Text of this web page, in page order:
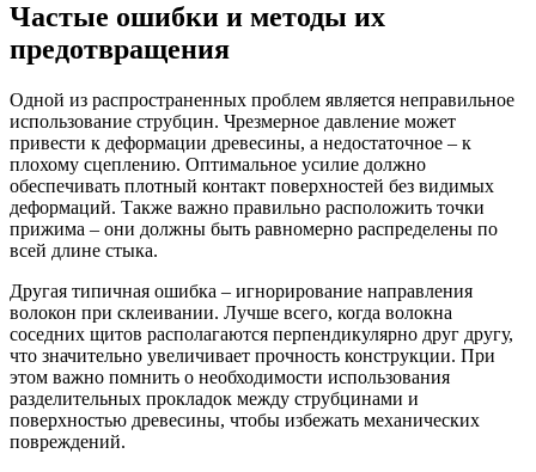
Частые ошибки и методы их
предотвращения
Одной из распространенных проблем является неправильное
использование струбцин. Чрезмерное давление может
привести к деформации древесины, а недостаточное – к
плохому сцеплению. Оптимальное усилие должно
обеспечивать плотный контакт поверхностей без видимых
деформаций. Также важно правильно расположить точки
прижима – они должны быть равномерно распределены по
всей длине стыка.
Другая типичная ошибка – игнорирование направления
волокон при склеивании. Лучше всего, когда волокна
соседних щитов располагаются перпендикулярно друг другу,
что значительно увеличивает прочность конструкции. При
этом важно помнить о необходимости использования
разделительных прокладок между струбцинами и
поверхностью древесины, чтобы избежать механических
повреждений.